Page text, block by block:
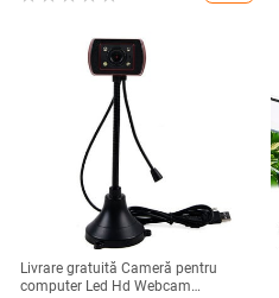
Livrare gratuită Cameră pentru
computer Led Hd Webcam